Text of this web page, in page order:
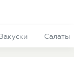
Салаты